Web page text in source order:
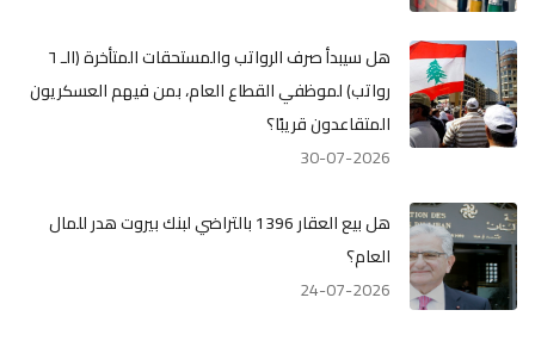
هل سيبدأ صرف الرواتب والمستحقات المتأخرة (الـ ٦
رواتب) لموظفي القطاع العام، بمن فيهم العسكريون
المتقاعدون قريبًا؟
30-07-2026
هل بيع العقار 1396 بالتراضي لبنك بيروت هدر للمال
العام؟
24-07-2026